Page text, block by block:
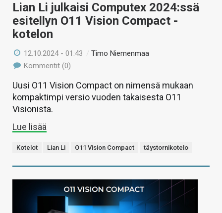
HAKU
Lian Li julkaisi Computex 2024:ssä
esitellyn O11 Vision Compact -
kotelon
12.10.2024 - 01:43 /Timo Niemenmaa
Kommentit (0)
Uusi O11 Vision Compact on nimensä mukaan
kompaktimpi versio vuoden takaisesta O11
Visionista.
Lue lisää
Kotelot Lian Li O11 Vision Compact täystornikotelo